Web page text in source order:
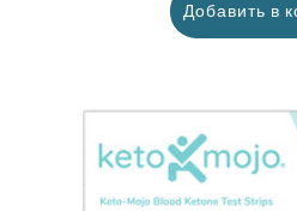
Добавить в